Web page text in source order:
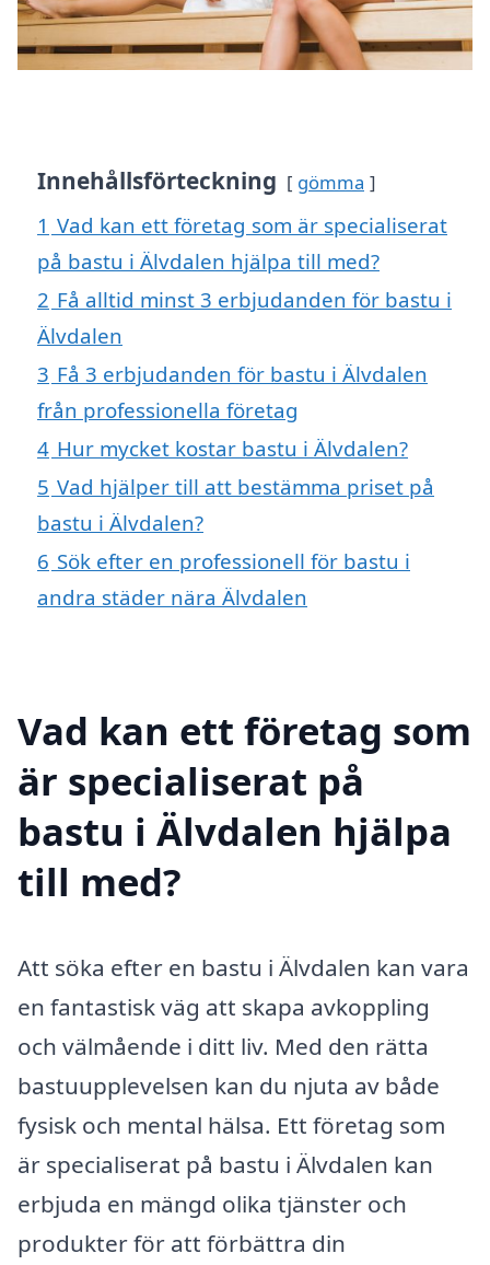
Innehållsförteckning gömma
1 Vad kan ett företag som är specialiserat
på bastu i Älvdalen hjälpa till med?
2 Få alltid minst 3 erbjudanden för bastu i
Älvdalen
3 Få 3 erbjudanden för bastu i Älvdalen
från professionella företag
4 Hur mycket kostar bastu i Älvdalen?
5 Vad hjälper till att bestämma priset på
bastu i Älvdalen?
6 Sök efter en professionell för bastu i
andra städer nära Älvdalen
Vad kan ett företag som
är specialiserat på
bastu i Älvdalen hjälpa
till med?
Att söka efter en bastu i Älvdalen kan vara
en fantastisk väg att skapa avkoppling
och välmående i ditt liv. Med den rätta
bastuupplevelsen kan du njuta av både
fysisk och mental hälsa. Ett företag som
är specialiserat på bastu i Älvdalen kan
erbjuda en mängd olika tjänster och
produkter för att förbättra din